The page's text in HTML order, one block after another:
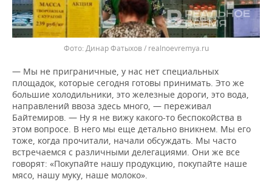
Динар Фатыхов / realnoevremya.ru
— Мы не приграничные, у нас нет специальных
площадок, которые сегодня готовы принимать. Это же
большие холодильники, это железные дороги, это вода,
направлений ввоза здесь много, — переживал
Байтемиров. — Ну я не вижу какого-то беспокойства в
этом вопросе. В него мы еще детально вникнем. Мы его
тоже, когда прочитали, начали обсуждать. Мы часто
встречаемся с различными делегациями. Они же все
говорят: «Покупайте нашу продукцию, покупайте наше
мясо, нашу муку, наше молоко».